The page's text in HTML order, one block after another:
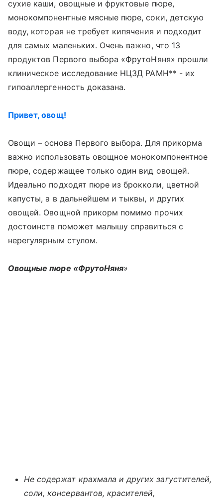
сухие каши, овощные и фруктовые пюре,
монокомпонентные мясные пюре, соки, детскую
воду, которая не требует кипячения и подходит
для самых маленьких. Очень важно, что 13
продуктов Первого выбора «ФрутоНяня» прошли
клиническое исследование НЦЗД РАМН** - их
гипоаллергенность доказана.
Привет, овощ!
Овощи – основа Первого выбора. Для прикорма
важно использовать овощное монокомпонентное
пюре, содержащее только один вид овощей.
Идеально подходят пюре из брокколи, цветной
капусты, а в дальнейшем и тыквы, и других
овощей. Овощной прикорм помимо прочих
достоинств поможет малышу справиться с
нерегулярным стулом.
Овощные пюре «ФрутоНяня»
Не содержат крахмала и других загустителей,
соли, консервантов, красителей,